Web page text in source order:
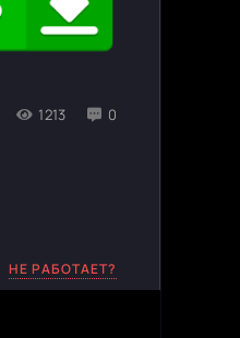
1213 0
НЕ РАБОТАЕТ?